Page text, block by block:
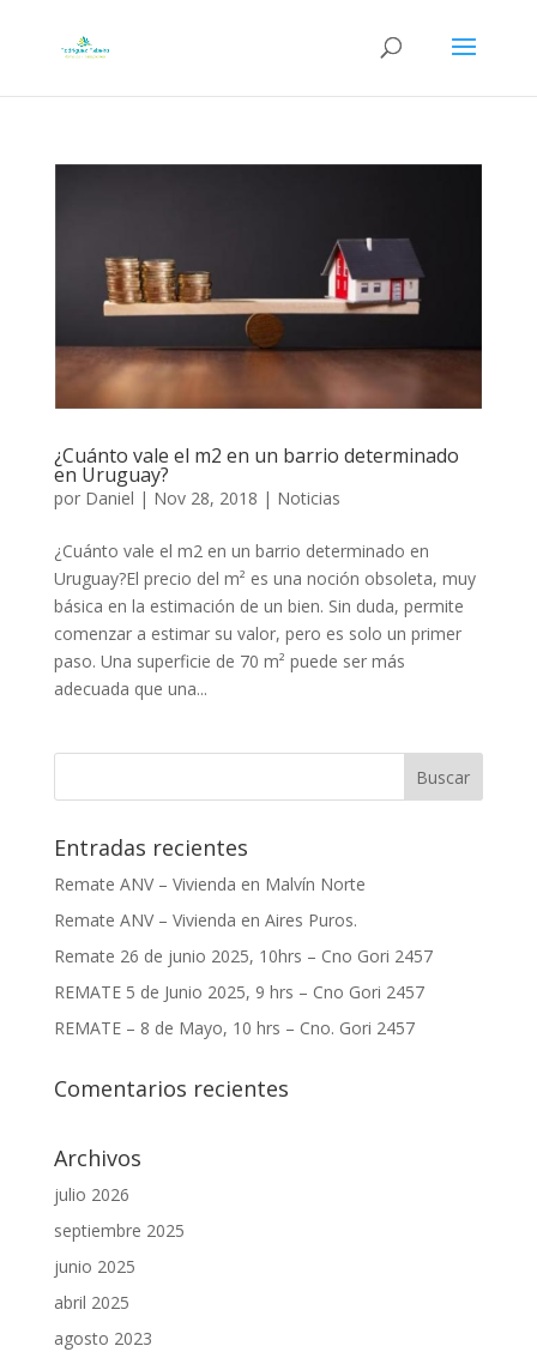
¿Cuánto vale el m2 en un barrio determinado
en Uruguay?
por Daniel | Nov 28, 2018 | Noticias
¿Cuánto vale el m2 en un barrio determinado en
Uruguay?El precio del m² es una noción obsoleta, muy
básica en la estimación de un bien. Sin duda, permite
comenzar a estimar su valor, pero es solo un primer
paso. Una superficie de 70 m² puede ser más
adecuada que una...
Entradas recientes
Remate ANV – Vivienda en Malvín Norte
Remate ANV – Vivienda en Aires Puros.
Remate 26 de junio 2025, 10hrs – Cno Gori 2457
REMATE 5 de Junio 2025, 9 hrs – Cno Gori 2457
REMATE – 8 de Mayo, 10 hrs – Cno. Gori 2457
Comentarios recientes
Archivos
julio 2026
septiembre 2025
junio 2025
abril 2025
agosto 2023